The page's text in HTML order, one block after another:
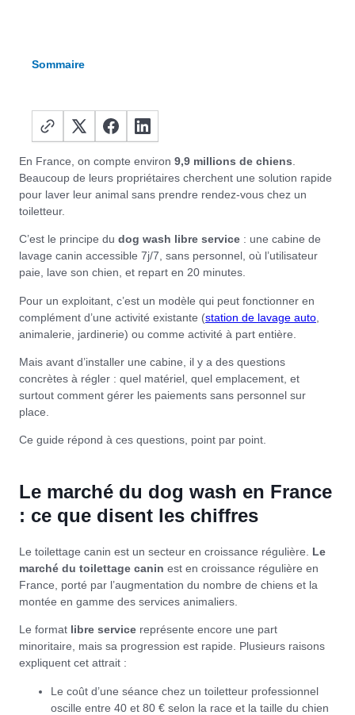
Sommaire
En France, on compte environ 9,9 millions de chiens
Beaucoup de leurs propriétaires cherchent une solution rapide
pour laver leur animal sans prendre rendez-vous chez un
toiletteur.
C’est le principe du dog wash libre service : une cabine de
lavage canin accessible 7j/7, sans personnel, où l’utilisateur
paie, lave son chien, et repart en 20 minutes.
Pour un exploitant, c’est un modèle qui peut fonctionner en
complément d’une activité existante (station de lavage auto
animalerie, jardinerie) ou comme activité à part entière.
Mais avant d’installer une cabine, il y a des questions
concrètes à régler : quel matériel, quel emplacement, et
surtout comment gérer les paiements sans personnel sur
place.
Ce guide répond à ces questions, point par point.
Le marché du dog wash en France
: ce que disent les chiffres
Le toilettage canin est un secteur en croissance régulière. Le
marché du toilettage canin est en croissance régulière en
France, porté par l’augmentation du nombre de chiens et la
montée en gamme des services animaliers.
Le format libre service représente encore une part
minoritaire, mais sa progression est rapide. Plusieurs raisons
expliquent cet attrait :
Le coût d’une séance chez un toiletteur professionnel
oscille entre 40 et 80 € selon la race et la taille du chien